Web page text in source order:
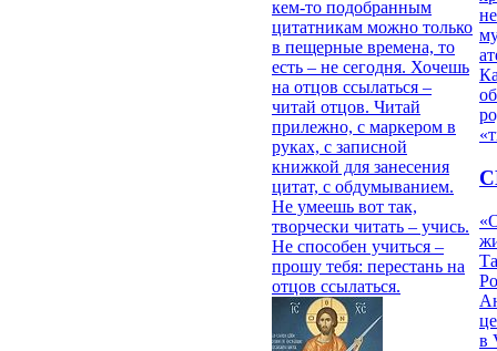
кем-то подобранным
цитатникам можно только
в пещерные времена, то
есть – не сегодня. Хочешь
на отцов ссылаться –
читай отцов. Читай
прилежно, с маркером в
руках, с записной
книжкой для занесения
цитат, с обдумыванием.
Не умеешь вот так,
творчески читать – учись.
Не способен учиться –
прошу тебя: перестань на
отцов ссылаться.
в